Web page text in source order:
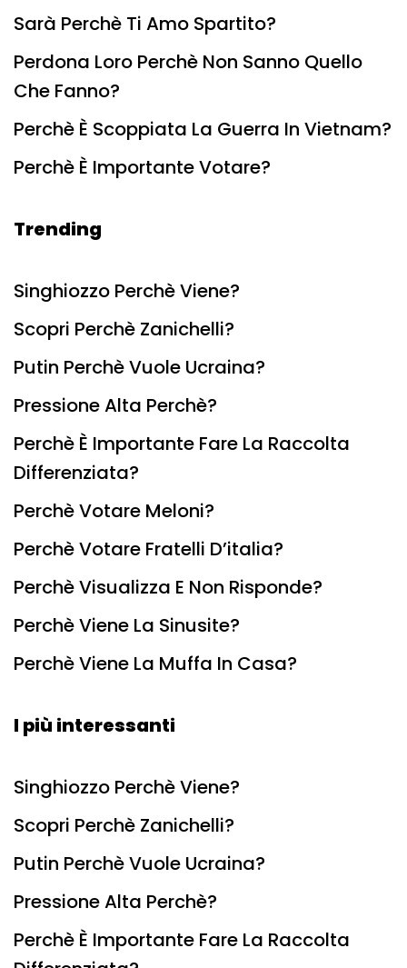
Sarà Perchè Ti Amo Spartito?
Perdona Loro Perchè Non Sanno Quello
Che Fanno?
Perchè È Scoppiata La Guerra In Vietnam?
Perchè È Importante Votare?
Trending
Singhiozzo Perchè Viene?
Scopri Perchè Zanichelli?
Putin Perchè Vuole Ucraina?
Pressione Alta Perchè?
Perchè È Importante Fare La Raccolta
Differenziata?
Perchè Votare Meloni?
Perchè Votare Fratelli D’italia?
Perchè Visualizza E Non Risponde?
Perchè Viene La Sinusite?
Perchè Viene La Muffa In Casa?
I più interessanti
Singhiozzo Perchè Viene?
Scopri Perchè Zanichelli?
Putin Perchè Vuole Ucraina?
Pressione Alta Perchè?
Perchè È Importante Fare La Raccolta